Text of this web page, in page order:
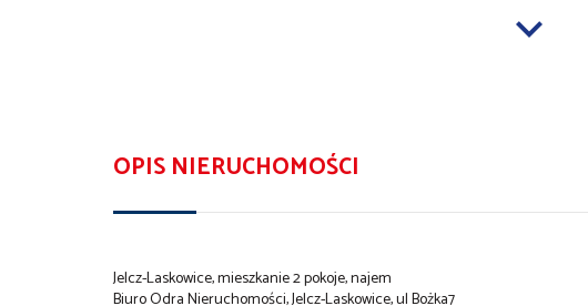
OPIS NIERUCHOMOŚCI
Jelcz-Laskowice, mieszkanie 2 pokoje, najem
Biuro Odra Nieruchomości, Jelcz-Laskowice, ul Bożka7